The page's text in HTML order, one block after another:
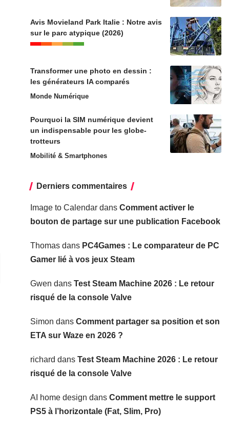
Avis Movieland Park Italie : Notre avis
sur le parc atypique (2026)
Transformer une photo en dessin :
les générateurs IA comparés
Monde Numérique
Pourquoi la SIM numérique devient
un indispensable pour les globe-
trotteurs
Mobilité & Smartphones
Derniers commentaires
Image to Calendardans Comment activer le
bouton de partage sur une publication Facebook
Thomasdans PC4Games : Le comparateur de PC
Gamer lié à vos jeux Steam
Gwen dans Test Steam Machine 2026 : Le retour
risqué de la console Valve
Simon dans Comment partager sa position et son
ETA sur Waze en 2026 ?
richard dans Test Steam Machine 2026 : Le retour
risqué de la console Valve
AI home design dans Comment mettre le support
PS5 à l’horizontale (Fat, Slim, Pro)